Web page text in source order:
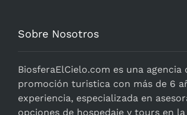
Sobre Nosotros
BiosferaElCielo.com es una agencia
promoción turistica con más de 6
experiencia, especializada en
opciones de hospedaje y tours en la